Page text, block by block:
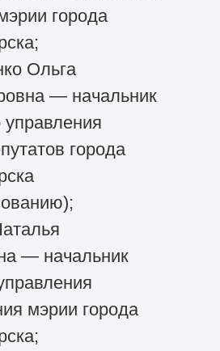
города
Ольга
— начальник
управления
города
— начальник
мэрии города